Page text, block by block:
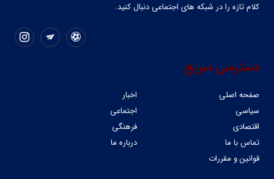
کلام تازه را در شبکه ‌های اجتماعی دنبال کنید.
دسترسی سریع
صفحه اصلی
اخبار
سیاسی
اجتماعی
اقتصادی
فرهنگی
تماس با ما
درباره ما
قوانین و مقررات